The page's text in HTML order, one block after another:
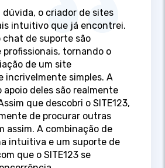
dúvida, o criador de sites
intuitivo que já encontrei.
chat de suporte são
tornando o
de um site
incrivelmente simples. A
apoio deles são realmente
que descobri o SITE123,
de procurar outras
assim. A combinação de
intuitiva e um suporte de
que o SITE123 se